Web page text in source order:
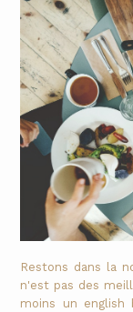
Restons dans la
n'est pas des
moins un english